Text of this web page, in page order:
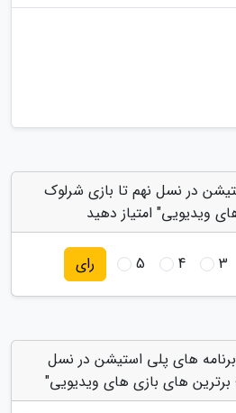
در نسل نهم تا بازی شرلوک
ویدیویی" امتیاز دهید
3
4
5 رای
برنامه های پلی استیشن در نسل
برترین های بازی های ویدیویی"